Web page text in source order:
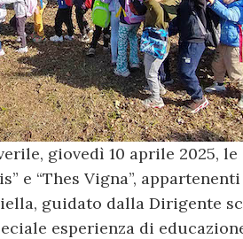
giovedì 10 aprile 2025,
e “Thes Vigna”,
guidato dalla Dirigente
esperienza di